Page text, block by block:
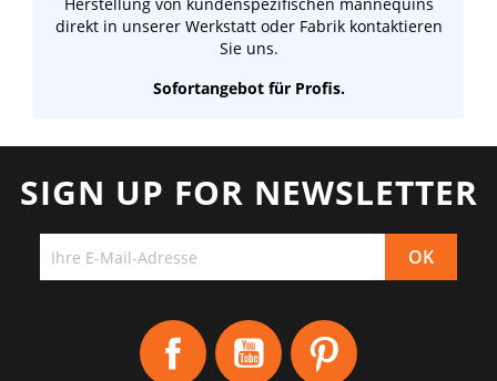
direkt in unserer Werkstatt oder Fabrik kontaktieren
Sie uns.
Sofortangebot für Profis.
SIGN UP FOR NEWSLETTER
Facebook YouTube